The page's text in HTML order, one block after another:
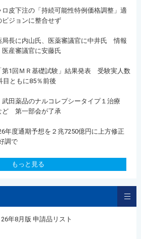
皮下注の「持続可能性特例価格調整」適
ジョンに整合せず
長に内山氏、医薬審議官に中井氏 情報
産審議官に安藤氏
1回ＭＲ基礎試験」結果発表 受験実人数
ともに85％前後
田薬品のナルコレプシータイプ１治療
ど 第一部会が了承
年度通期予想を２兆7250億円に上方修正
調で
もっと見る
年8月版 申請品リスト